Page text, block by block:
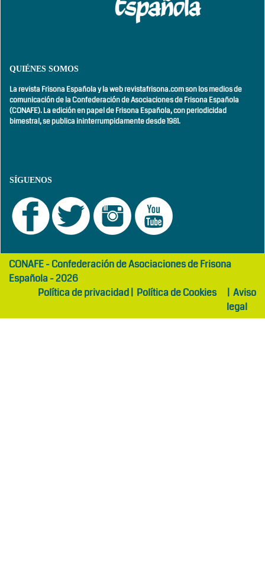
QUIÉNES SOMOS
La revista Frisona Española y la web revistafrisona.com son los medios de
comunicación de la Confederación de Asociaciones de Frisona Española
(CONAFE). La edición en papel de Frisona Española, conperiodicidad
bimestral,se publica ininterrumpidamente desde 1981.
SÍGUENOS
girls
abaya
maltepe
otelCONAFE - Confederación de Asociaciones de Frisona
Española - 2026
Política de privacidad| Política de Cookies | Aviso
legal